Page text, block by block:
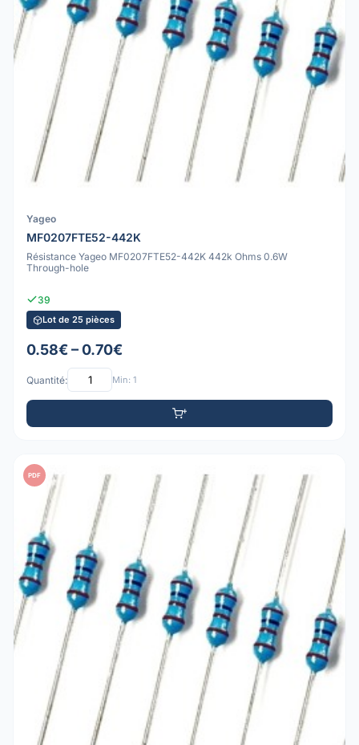
Yageo
MF0207FTE52-442K
Résistance Yageo MF0207FTE52-442K 442k Ohms 0.6W
Through-hole
39
Lot de 25 pièces
0.58€ – 0.70€
Quantité: Min: 1
PDF